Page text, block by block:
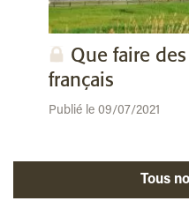
Que faire
français
Publié le 09/07/2021